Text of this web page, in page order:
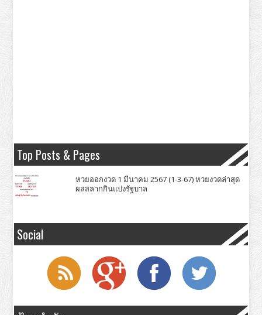
Top Posts & Pages
หวยออกงวด 1 มีนาคม 2567 (1-3-67) หวยงวดล่าสุด
ผลสลากกินแบ่งรัฐบาล
Social